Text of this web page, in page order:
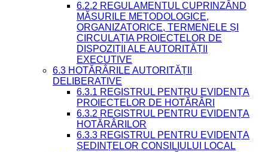
6.2.2 REGULAMENTUL CUPRINZÂND
MĂSURILE METODOLOGICE,
ORGANIZATORICE, TERMENELE ȘI
CIRCULAȚIA PROIECTELOR DE
DISPOZIȚII ALE AUTORITĂȚII
EXECUTIVE
6.3 HOTĂRÂRILE AUTORITĂȚII
DELIBERATIVE
6.3.1 REGISTRUL PENTRU EVIDENȚA
PROIECTELOR DE HOTĂRÂRI
6.3.2 REGISTRUL PENTRU EVIDENȚA
HOTĂRÂRILOR
6.3.3 REGISTRUL PENTRU EVIDENȚA
ȘEDINȚELOR CONSILIULUI LOCAL